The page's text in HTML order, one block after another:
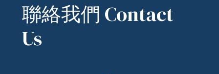
聯絡我們 Contact
Us